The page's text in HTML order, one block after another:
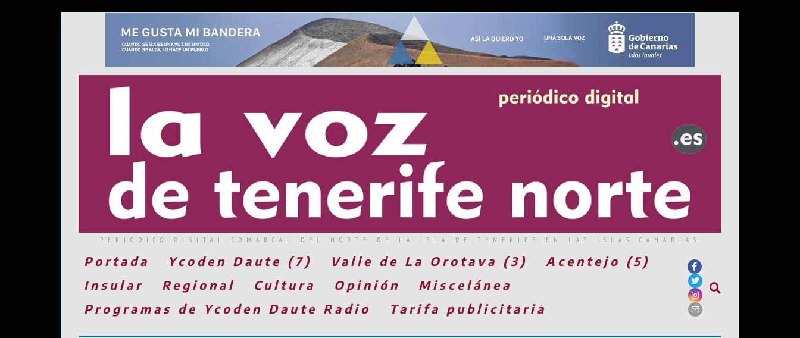
PERIÓDICO DIGITAL COMARCAL DEL NORTE DE LA ISLA DE TENERIFE EN LAS ISLAS CANARIAS
Portada Ycoden Daute (7) Valle de La Orotava (3)
Acentejo (5)
Insular
Regional Cultura Opinión
Miscelánea
Programas de Ycoden Daute Radio
Tarifa publicitaria